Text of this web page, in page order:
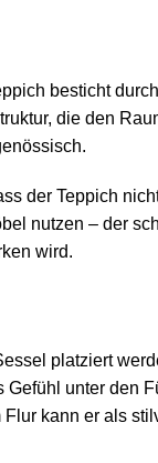
besticht
die den
der Teppich
nutzen – der
wird.
platziert
unter den
kann er als